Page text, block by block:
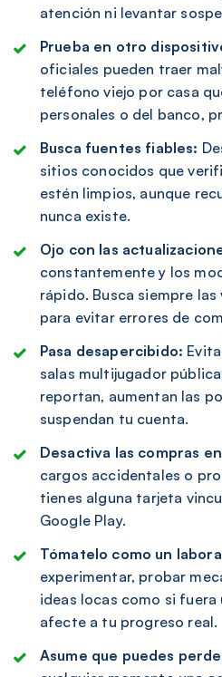
atención ni levantar
Prueba en otro
oficiales pueden traer
teléfono viejo por casa
personales o del banco,
Busca fuentes fiables:
sitios conocidos que
estén limpios, aunque
nunca existe.
Ojo con las
constantemente y los
rápido. Busca siempre
para evitar errores de
Pasa desapercibido:
salas multijugador
reportan, aumentan las
suspendan tu cuenta.
Desactiva las compras
cargos accidentales o
tienes alguna tarjeta
Google Play.
Tómatelo como un
experimentar, probar
ideas locas como si fuera
afecte a tu progreso real.
Asume que puedes